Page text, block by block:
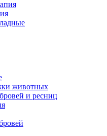
животных
и ресниц